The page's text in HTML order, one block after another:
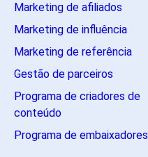
Marketing de afiliados
Marketing de influência
Marketing de referência
Gestão de parceiros
Programa de criadores de
conteúdo
Programa de embaixadores